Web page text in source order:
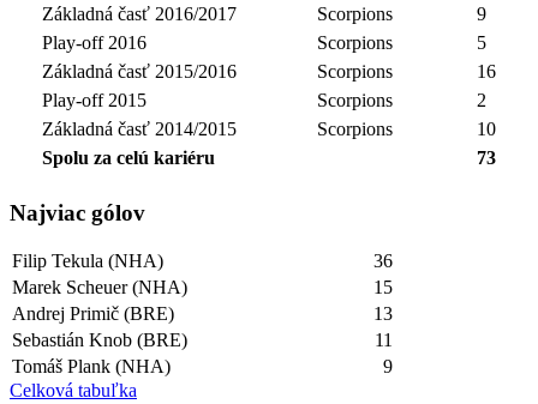
Základná časť 2016/2017
Scorpions
9
Play-off 2016
Scorpions
5
Základná časť 2015/2016
Scorpions
16
Play-off 2015
Scorpions
2
Základná časť 2014/2015
Scorpions
10
Spolu za celú kariéru
73
Najviac gólov
Filip Tekula (NHA)
36
Marek Scheuer (NHA)
15
Andrej Primič (BRE)
13
Sebastián Knob (BRE)
11
Tomáš Plank (NHA)
9
Celková tabuľka